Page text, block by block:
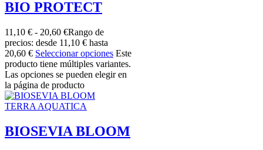
BIO PROTECT
11,10 € - 20,60 €Rango de
precios: desde 11,10 € hasta
20,60 € Seleccionar opciones Este
producto tiene múltiples variantes.
Las opciones se pueden elegir en
la página de producto
TERRA AQUATICA
BIOSEVIA BLOOM